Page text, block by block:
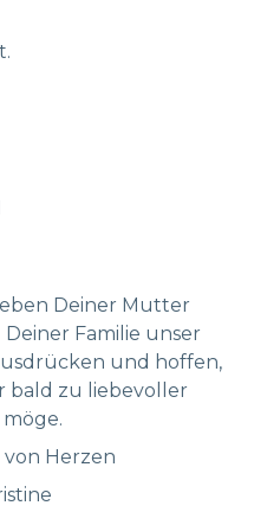
Deiner Mutter
Familie unser
und hoffen,
bald zu liebevoller
Herzen